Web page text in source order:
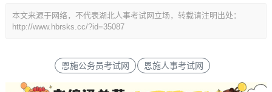
本文来源于网络，不代表湖北人事考试网立场，转载请注明出处：
http://www.hbrsks.cc/?id=35087
恩施公务员考试网 恩施人事考试网